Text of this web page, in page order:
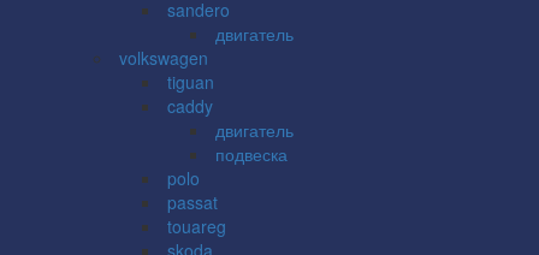
sandero
двигатель
volkswagen
tiguan
caddy
двигатель
подвеска
polo
passat
touareg
skoda